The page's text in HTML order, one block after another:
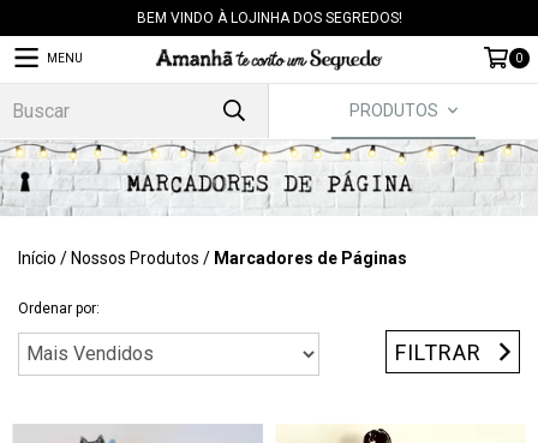
BEM VINDO À LOJINHA DOS SEGREDOS!
MENU 0
PRODUTOS
Início /Nossos Produtos / Marcadores de Páginas
Ordenar por:
FILTRAR